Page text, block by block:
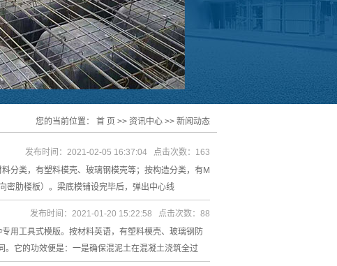
您的当前位置： 首 页 >> 资讯中心 >> 新闻动态
分类，有塑料模壳、玻璃钢模壳等；按构造分类，有M
密肋楼板）。梁底模铺设完毕后，弹出中心线
发布时间：2021-02-05 16:37:04 点击次数：163
用工具式模版。按材料英语，有塑料模壳、玻璃钢防
它的功效便是：一是确保混泥土在混凝土浇筑全过
发布时间：2021-01-20 15:22:58 点击次数：88